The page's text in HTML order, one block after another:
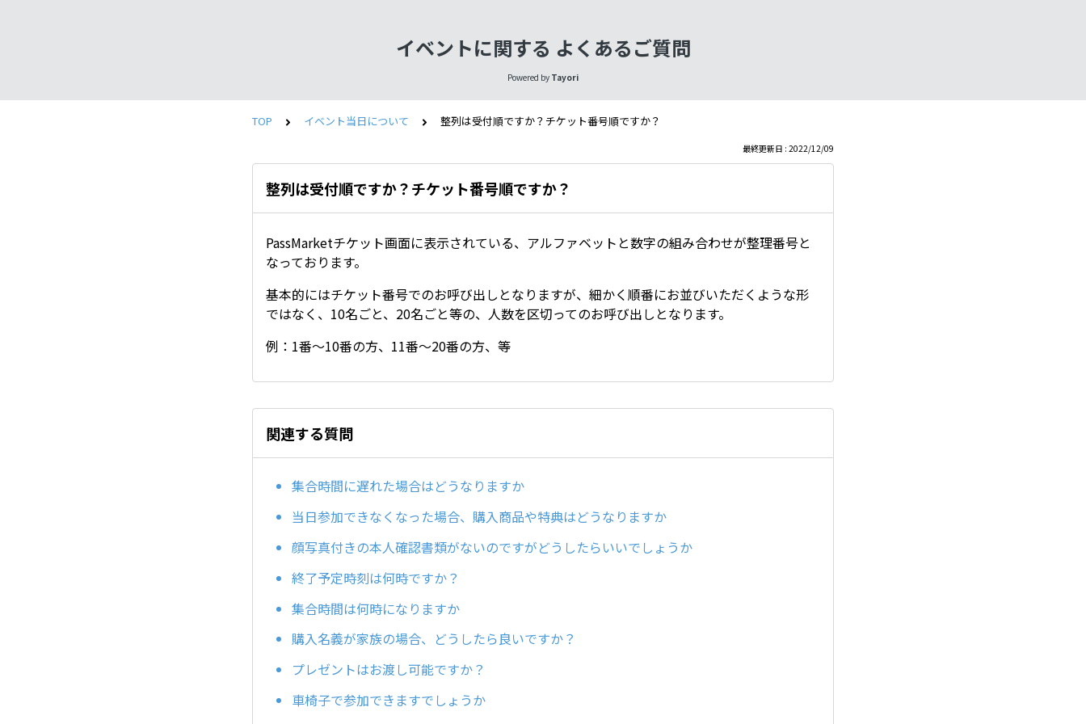
イベントに関する よくあるご質問
Powered by Tayori
TOP イベント当日について 整列は受付順ですか？チケット番号順ですか？
最終更新日 : 2022/12/09
整列は受付順ですか？チケット番号順ですか？
PassMarketチケット画面に表示されている、アルファベットと数字の組み合わせが整理番号と
なっております。
基本的にはチケット番号でのお呼び出しとなりますが、細かく順番にお並びいただくような形
ではなく、10名ごと、20名ごと等の、人数を区切ってのお呼び出しとなります。
例：1番～10番の方、11番～20番の方、等
関連する質問
集合時間に遅れた場合はどうなりますか
当日参加できなくなった場合、購入商品や特典はどうなりますか
顔写真付きの本人確認書類がないのですがどうしたらいいでしょうか
終了予定時刻は何時ですか？
集合時間は何時になりますか
購入名義が家族の場合、どうしたら良いですか？
プレゼントはお渡し可能ですか？
車椅子で参加できますでしょうか